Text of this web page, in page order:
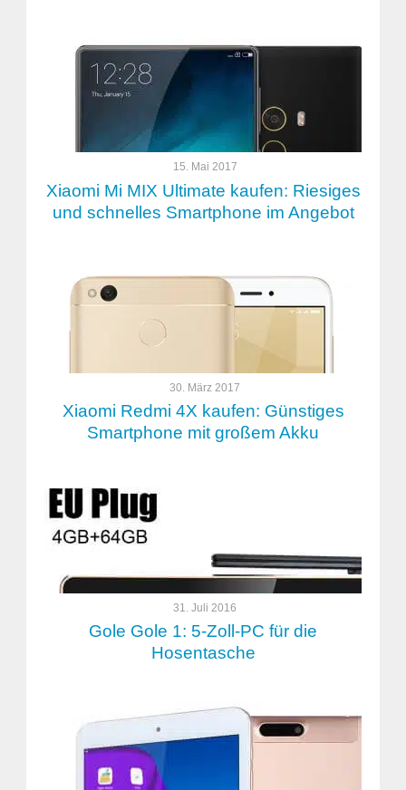
15. Mai 2017
Xiaomi Mi MIX Ultimate kaufen: Riesiges
und schnelles Smartphone im Angebot
30. März 2017
Xiaomi Redmi 4X kaufen: Günstiges
Smartphone mit großem Akku
31. Juli 2016
Gole Gole 1: 5-Zoll-PC für die
Hosentasche